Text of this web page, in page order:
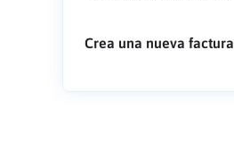
Crea una nueva factura